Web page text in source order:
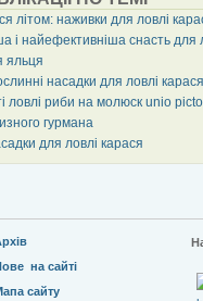
літом: наживки для ловлі
і найефективніша снасть для
яльця
насадки для ловлі карася
ловлі риби на молюск unio
гурмана
для ловлі карася
на сайті
сайту